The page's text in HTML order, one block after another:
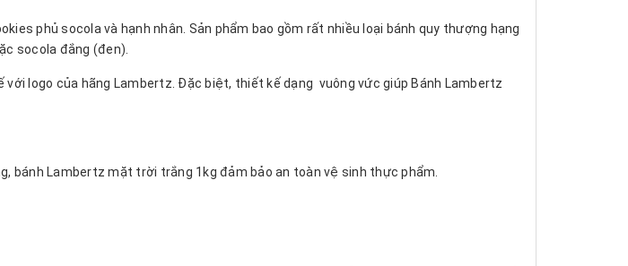
phủ socola và hạnh nhân. Sản phẩm bao gồm rất nhiều loại bánh quy thượng hạng
socola đắng (đen).
logo của hãng Lambertz. Đặc biệt, thiết kế dạng vuông vức giúp Bánh Lambertz
bánh Lambertz mặt trời trắng 1kg đảm bảo an toàn vệ sinh thực phẩm.​